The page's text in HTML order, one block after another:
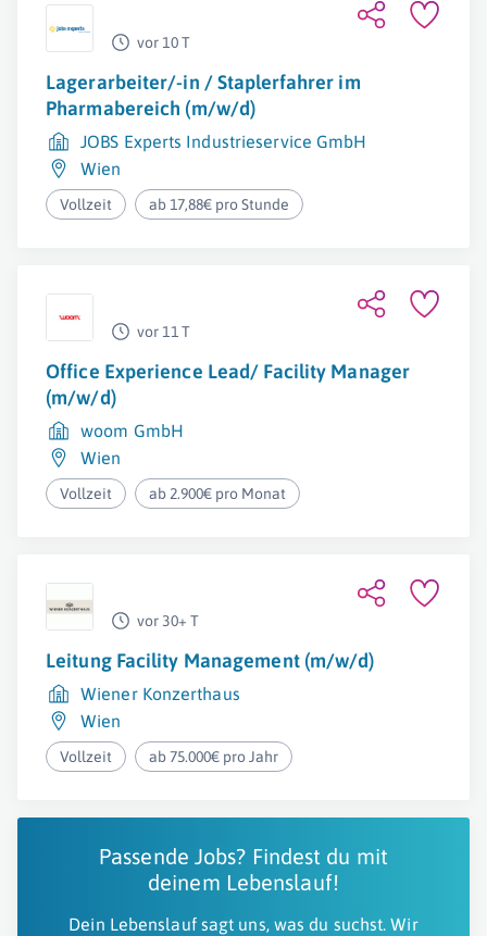
vor 10 T
Lagerarbeiter/-in / Staplerfahrer im
Pharmabereich (m/w/d)
JOBS Experts Industrieservice GmbH
Wien
Vollzeit ab 17,88€ pro Stunde
vor 11 T
Office Experience Lead/ Facility Manager
(m/w/d)
woom GmbH
Wien
Vollzeit ab 2.900€ pro Monat
vor 30+ T
Leitung Facility Management (m/w/d)
Wiener Konzerthaus
Wien
Vollzeit ab 75.000€ pro Jahr
Passende Jobs? Findest du mit
deinem Lebenslauf!
Dein Lebenslauf sagt uns, was du suchst. Wir